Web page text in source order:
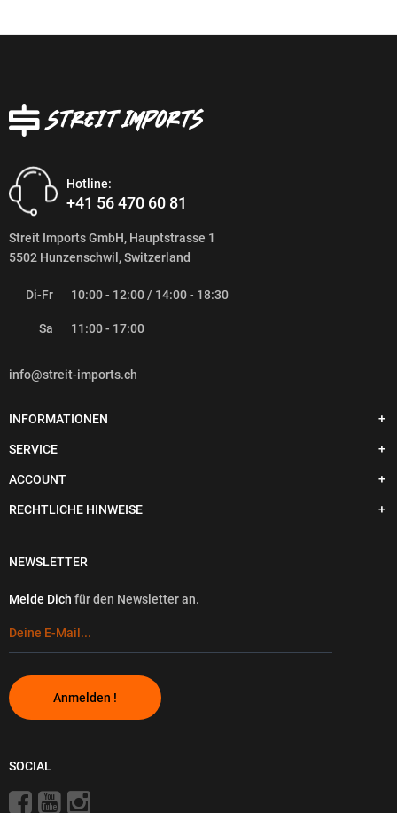
Hotline:
+41 56 470 60 81
Streit Imports GmbH, Hauptstrasse 1
5502 Hunzenschwil, Switzerland
Di-Fr 10:00 - 12:00 / 14:00 - 18:30
Sa 11:00 - 17:00
info@streit-imports.ch
INFORMATIONEN
SERVICE
ACCOUNT
RECHTLICHE HINWEISE
NEWSLETTER
Melde Dich für den Newsletter an.
Anmelden !
SOCIAL